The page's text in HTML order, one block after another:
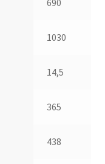
1030
14,5
365
438